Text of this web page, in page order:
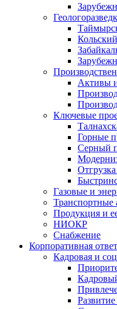
Активы
Ключевые
Горные
Серный
Газовые и
Транспортные
Продукция и
НИОКР
Снабжение
Корпоративная
Кадровая и